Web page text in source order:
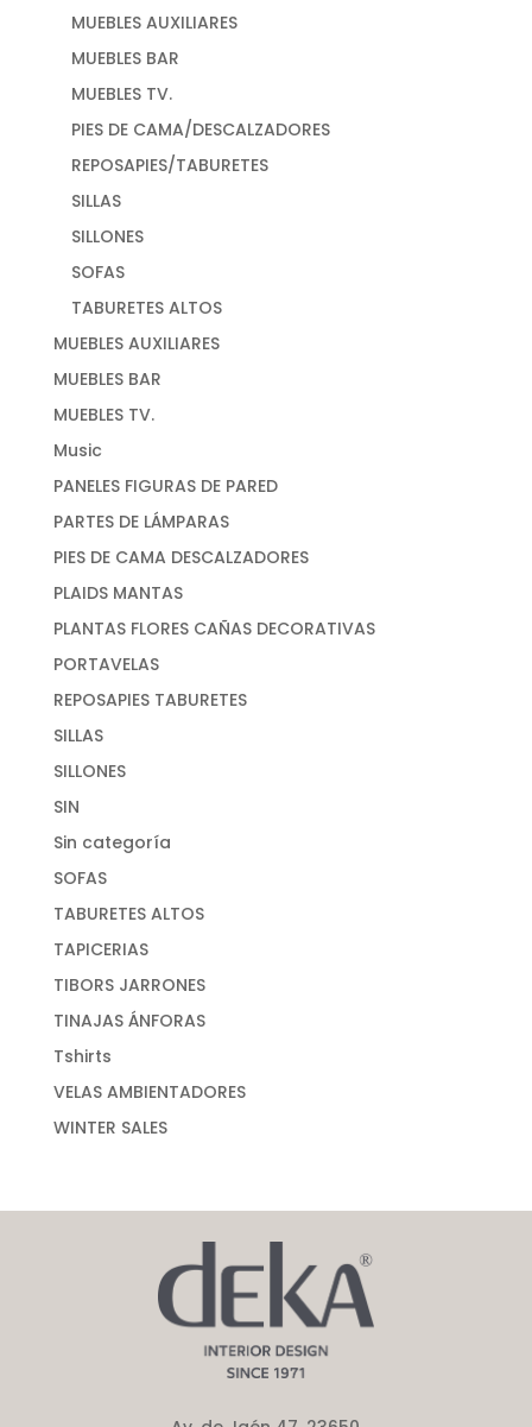
MUEBLES AUXILIARES
MUEBLES BAR
MUEBLES TV.
PIES DE CAMA/DESCALZADORES
REPOSAPIES/TABURETES
SILLAS
SILLONES
SOFAS
TABURETES ALTOS
MUEBLES AUXILIARES
MUEBLES BAR
MUEBLES TV.
Music
PANELES FIGURAS DE PARED
PARTES DE LÁMPARAS
PIES DE CAMA DESCALZADORES
PLAIDS MANTAS
PLANTAS FLORES CAÑAS DECORATIVAS
PORTAVELAS
REPOSAPIES TABURETES
SILLAS
SILLONES
SIN
Sin categoría
SOFAS
TABURETES ALTOS
TAPICERIAS
TIBORS JARRONES
TINAJAS ÁNFORAS
Tshirts
VELAS AMBIENTADORES
WINTER SALES